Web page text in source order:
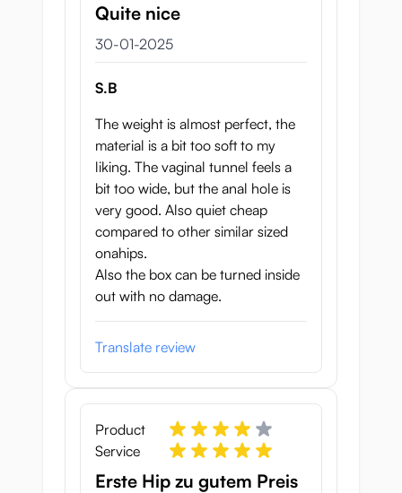
Quite nice
30 januari 2025
30-01-2025
S.B
The weight is almost perfect, the
material is a bit too soft to my
liking. The vaginal tunnel feels a
bit too wide, but the anal hole is
very good. Also quiet cheap
compared to other similar sized
onahips.
Also the box can be turned inside
out with no damage.
Translate review
Product
Service
Erste Hip zu gutem Preis